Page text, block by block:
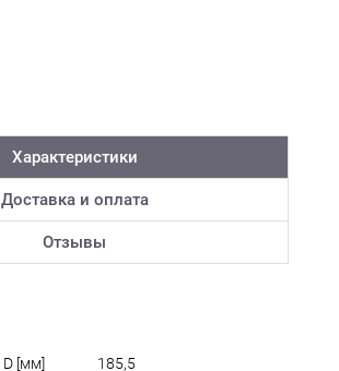
Характеристики
Доставка и оплата
Отзывы
[мм]
185,5